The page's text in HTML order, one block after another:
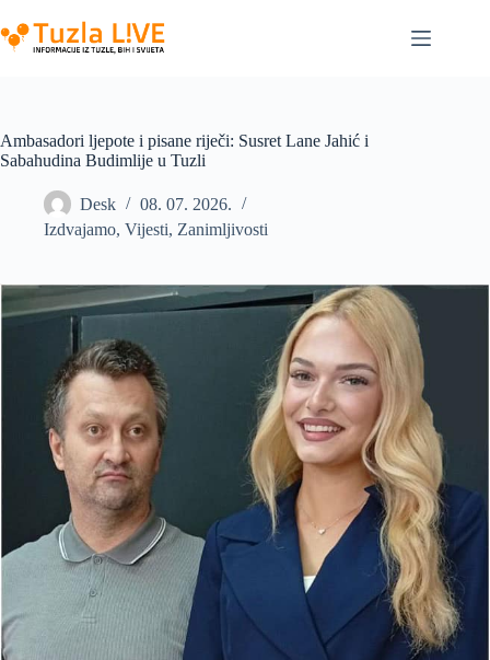
to
content
Ambasadori ljepote i pisane riječi: Susret Lane Jahić i
Sabahudina Budimlije u Tuzli
Desk
08. 07. 2026.
Izdvajamo, Vijesti, Zanimljivosti